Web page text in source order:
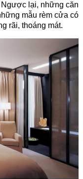
lại, những căn
mẫu rèm cửa có
rãi, thoáng mát.